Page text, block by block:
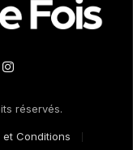
Instagram
réservés.
et Conditions